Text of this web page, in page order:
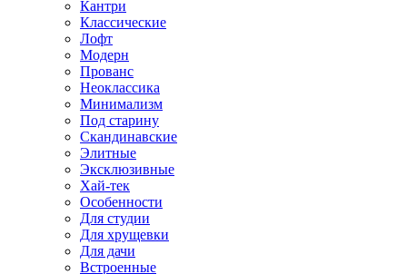
Кантри
Классические
Лофт
Модерн
Прованс
Неоклассика
Минимализм
Под старину
Скандинавские
Элитные
Эксклюзивные
Хай-тек
Особенности
Для студии
Для хрущевки
Для дачи
Встроенные